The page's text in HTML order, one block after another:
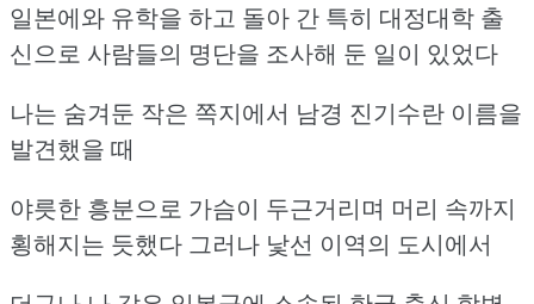
일본에와 유학을 하고 돌아 간 특히 대정대학 출
신으로 사람들의 명단을 조사해 둔 일이 있었다
나는 숨겨둔 작은 쪽지에서 남경 진기수란 이름을
발견했을 때
야릇한 흥분으로 가슴이 두근거리며 머리 속까지
횡해지는 듯했다 그러나 낯선 이역의 도시에서